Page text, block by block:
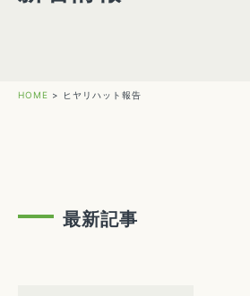
HOME > ヒヤリハット報告
最新記事